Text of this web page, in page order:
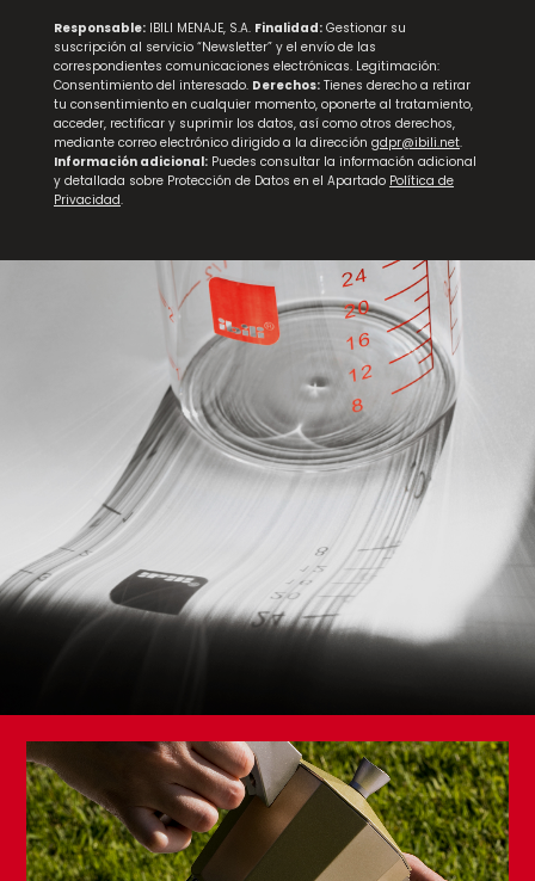
Tabla para Pan de Madera Smart
Tabla para Corte Roja (Carne)
Mortero Tradicional
Responsable: IBILI MENAJE, S.A. Finalidad: Gestionar su
suscripción al servicio “Newsletter” y el envío de las
correspondientes comunicaciones electrónicas. Legitimación:
Consentimiento del interesado. Derechos: Tienes derecho a retirar
tu consentimiento en cualquier momento, oponerte al tratamiento,
acceder, rectificar y suprimir los datos, así como otros derechos,
mediante correo electrónico dirigido a la dirección gdpr@ibili.net.
Información adicional: Puedes consultar la información adicional
y detallada sobre Protección de Datos en el Apartado Política de
Privacidad.